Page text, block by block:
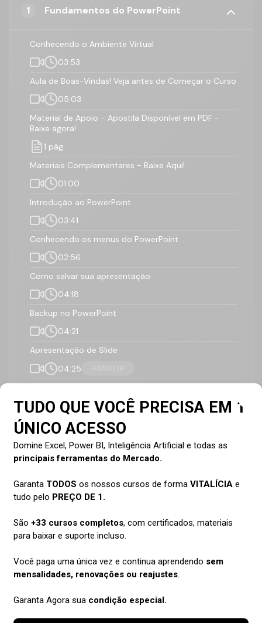
Curso de PowerPoint:
Fundamentos
Domine a Edição
e Design
Tudo sobre o
uso de
Transição de
Slides
Fazer Animações
Criação de
Montagem de
Como Funciona este Curso:
100% online
suas dúvidas
Curso
Conclusão
Horária (e crescendo)
1 Fundamentos do PowerPoint
Conhecendo o Ambiente Virtual
03:53
Aula de Boas-Vindas! Veja antes de Começar o Curso
05:03
Material de Apoio - Apostila Disponível em PDF -
Baixe agora!
1 pág.
Materiais Complementares - Baixe Aqui!
01:00
Introdução ao PowerPoint
03:41
Conhecendo os menus do PowerPoint
02:56
Como salvar sua apresentação
04:18
Backup no PowerPoint
04:21
Apresentação de Slide
04:25
02:45
Anotações
02:04
Recurso Ditar
03:03
2 Recursos Básicos do PowerPoint
3 Escolhendo e Editando o Design